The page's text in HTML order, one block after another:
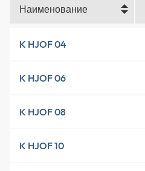
Наименование
K HJOF 04
K HJOF 06
K HJOF 08
K HJOF 10